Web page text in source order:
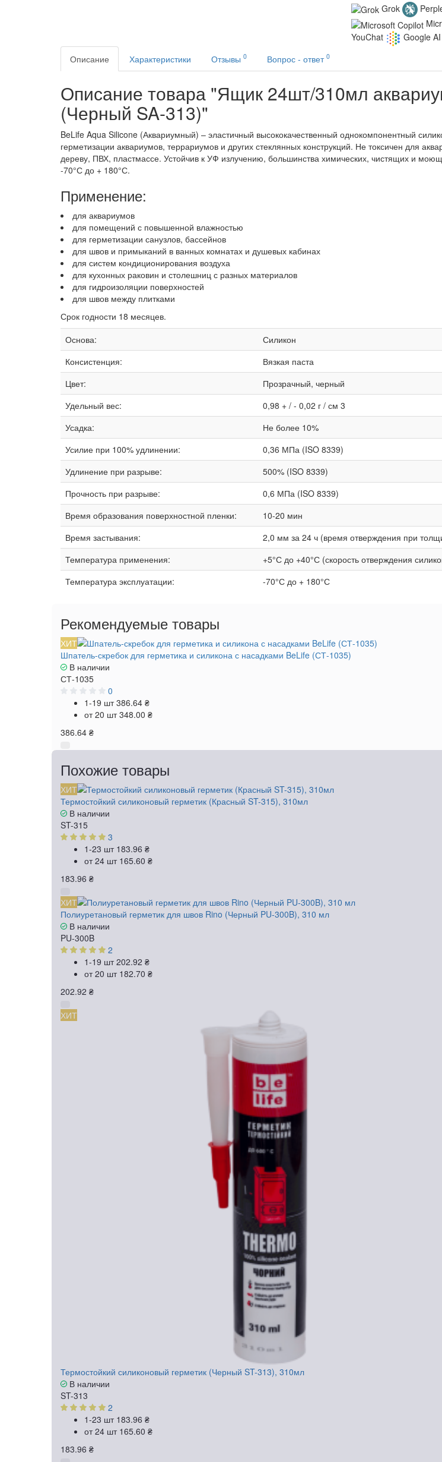
Grok
YouChat
Google AI
Описание Характеристики Отзывы 0 Вопрос - ответ 0
Описание товара "Ящик 24шт/310мл
(Черный SA-313)"
BeLife Aqua Silicone (Аквариумный) – эластичный высококачественный однокомпонентный
герметизации аквариумов, террариумов и других стеклянных конструкций. Не токсичен для
дереву, ПВХ, пластмассе. Устойчив к УФ излучению, большинства химических, чистящих и
-70°С до + 180°С.
Применение:
для аквариумов
для помещений с повышенной влажностью
для герметизации санузлов, бассейнов
для швов и примыканий в ванных комнатах и душевых кабинах
для систем кондиционирования воздуха
для кухонных раковин и столешниц с разных материалов
для гидроизоляции поверхностей
для швов между плитками
Срок годности 18 месяцев.
Основа:
Силикон
Консистенция:
Вязкая паста
Цвет:
Прозрачный, черный
Удельный вес:
0,98 + / - 0,02 г / см 3
Усадка:
Не более 10%
Усилие при 100% удлинении:
0,36 МПа (ISO 8339)
Удлинение при разрыве:
500% (ISO 8339)
Прочность при разрыве:
0,6 МПа (ISO 8339)
Время образования поверхностной пленки:
10-20 мин
Время застывания:
2,0 мм за 24 ч (время отверждения при
Температура применения:
+5°С до +40°С (скорость отверждения
Температура эксплуатации:
-70°С до + 180°С
Рекомендуемые товары
ХИТ
Шпатель-скребок для герметика и силикона с насадками BeLife (СТ-1035)
В наличии
СТ-1035
0
1-19 шт386.64 ₴
от 20 шт348.00 ₴
386.64 ₴
Похожие товары
ХИТ
Термостойкий силиконовый герметик (Красный ST-315), 310мл
В наличии
ST-315
3
1-23 шт 183.96 ₴
от 24 шт 165.60 ₴
183.96 ₴
ХИТ
Полиуретановый герметик для швов Rino (Черный PU-300B), 310 мл
В наличии
PU-300B
2
1-19 шт202.92 ₴
от 20 шт 182.70 ₴
202.92 ₴
ХИТ
Термостойкий силиконовый герметик (Черный ST-313), 310мл
В наличии
ST-313
2
1-23 шт 183.96 ₴
от 24 шт 165.60 ₴
183.96 ₴